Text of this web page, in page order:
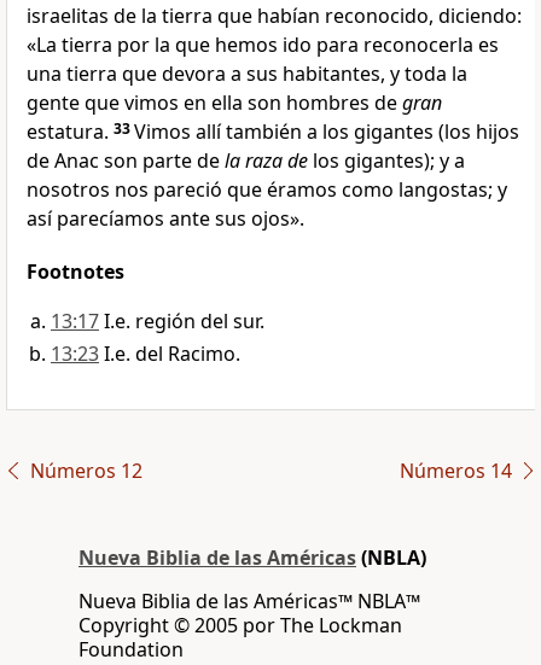
israelitas de la tierra que habían reconocido, diciendo:
«La tierra por la que hemos ido para reconocerla es
una tierra que devora a sus habitantes, y toda la
gente que vimos en ella son hombres degran
estatura. 33Vimos allí también a los gigantes (los hijos
de Anac son parte dela raza de los gigantes); y a
nosotros nos pareció que éramos como langostas; y
así parecíamos ante sus ojos».
Footnotes
13:17I.e. región del sur.
13:23I.e. del Racimo.
Números 12 Números 14
Nueva Biblia de las Américas(NBLA)
Nueva Biblia de las Américas™ NBLA™
Copyright © 2005 por The Lockman
Foundation